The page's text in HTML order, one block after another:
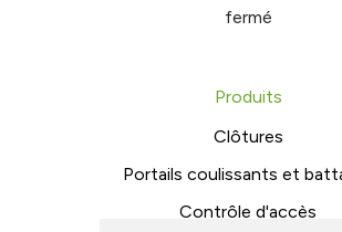
fermé
Produits
Clôtures
Portails coulissants et
Contrôle d'accès